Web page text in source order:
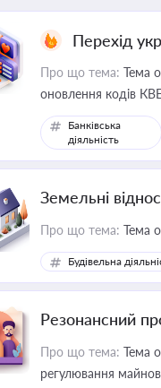
Перехід
Про що тема: Тема
оновлення кодів
Банківська
діяльність
Земельні
Про що тема: Тема
Будівельна
Резонансний
Про що тема: Тема
регулювання